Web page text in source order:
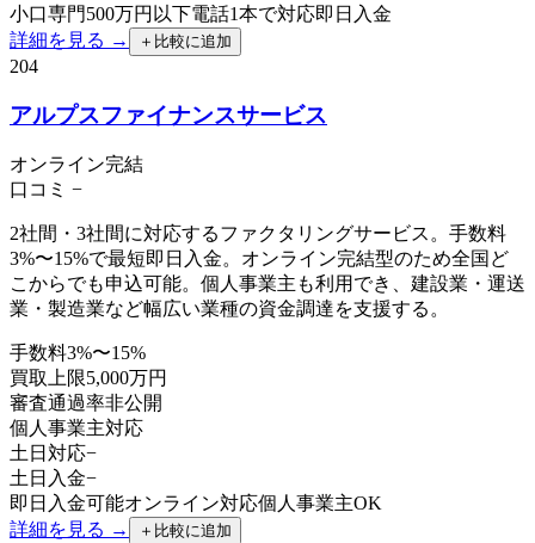
小口専門500万円以下電話1本で対応即日入金
詳細を見る →
＋ 比較に追加
204
アルプスファイナンスサービス
オンライン完結
口コミ −
2社間・3社間に対応するファクタリングサービス。手数料
3%〜15%で最短即日入金。オンライン完結型のため全国ど
こからでも申込可能。個人事業主も利用でき、建設業・運送
業・製造業など幅広い業種の資金調達を支援する。
手数料3%〜15%
買取上限5,000万円
審査通過率非公開
個人事業主対応
土日対応−
土日入金−
即日入金可能オンライン対応個人事業主OK
詳細を見る →
＋ 比較に追加